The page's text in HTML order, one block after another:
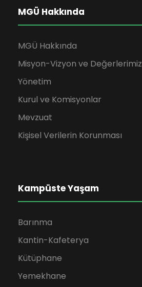
MGÜ Hakkında
MGÜ Hakkında
Misyon-Vizyon ve Değerlerimiz
Yönetim
Kurul ve Komisyonlar
Mevzuat
Kişisel Verilerin Korunması
Kampüste Yaşam
Barınma
Kantin-Kafeterya
Kütüphane
Yemekhane